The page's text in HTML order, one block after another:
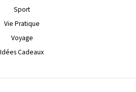
Sport
Vie Pratique
Voyage
Idées Cadeaux